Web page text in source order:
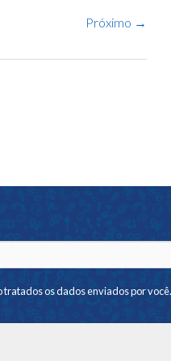
Próximo →
tratados os dados enviados por você.